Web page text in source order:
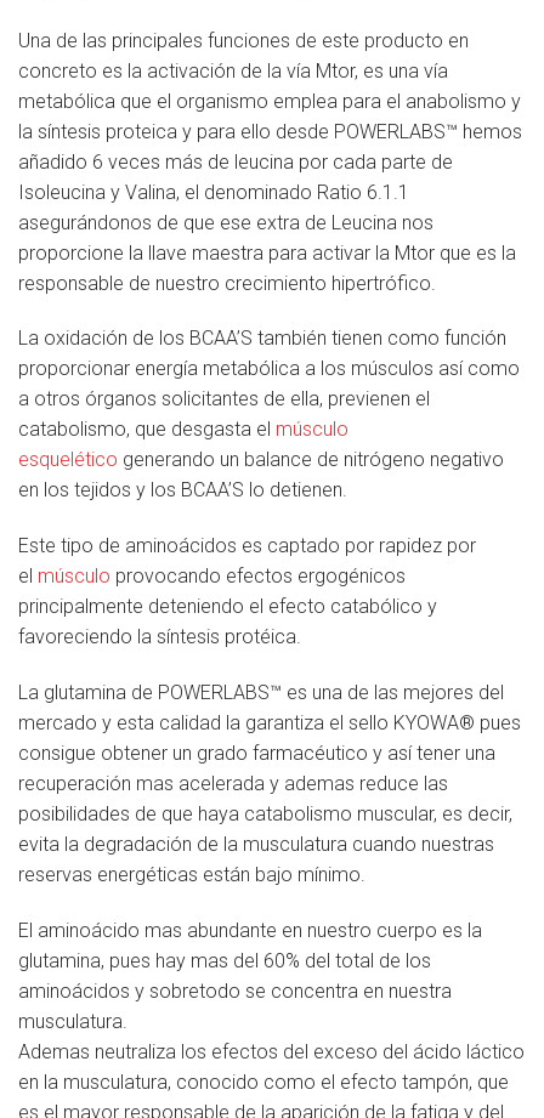
Una de las principales funciones de este producto en
concreto es la activación de la vía Mtor, es una vía
metabólica que el organismo emplea para el anabolismo y
la síntesis proteica y para ello desde POWERLABS™ hemos
añadido 6 veces más de leucina por cada parte de
Isoleucina y Valina, el denominado Ratio 6.1.1
asegurándonos de que ese extra de Leucina nos
proporcione la llave maestra para activar la Mtor que es la
responsable de nuestro crecimiento hipertrófico.
La oxidación de los BCAA’S también tienen como función
proporcionar energía metabólica a los músculos así como
a otros órganos solicitantes de ella, previenen el
catabolismo, que desgasta el músculo
esquelético generando un balance de nitrógeno negativo
en los tejidos y los BCAA’S lo detienen.
Este tipo de aminoácidos es captado por rapidez por
el músculo provocando efectos ergogénicos
principalmente deteniendo el efecto catabólico y
favoreciendo la síntesis protéica.
La glutamina de POWERLABS™ es una de las mejores del
mercado y esta calidad la garantiza el sello KYOWA® pues
consigue obtener un grado farmacéutico y así tener una
recuperación mas acelerada y ademas reduce las
posibilidades de que haya catabolismo muscular, es decir,
evita la degradación de la musculatura cuando nuestras
reservas energéticas están bajo mínimo.
El aminoácido mas abundante en nuestro cuerpo es la
glutamina, pues hay mas del 60% del total de los
aminoácidos y sobretodo se concentra en nuestra
musculatura.
Ademas neutraliza los efectos del exceso del ácido láctico
en la musculatura, conocido como el efecto tampón, que
es el mayor responsable de la aparición de la fatiga y del